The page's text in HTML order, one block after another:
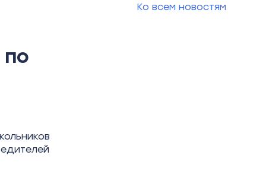
Ко всем новостям
по